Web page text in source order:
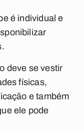
é individual e
deve se vestir
físicas,
e também
ele pode